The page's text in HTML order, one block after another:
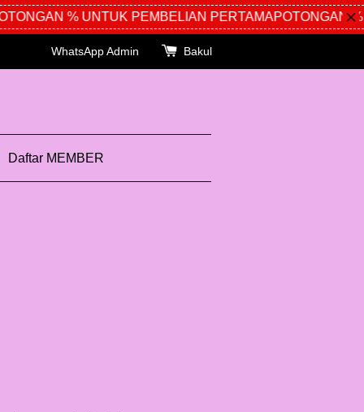
% UNTUK PEMBELIAN PERTAMAPOTONGAN %
WhatsApp Admin Bakul
Daftar MEMBER